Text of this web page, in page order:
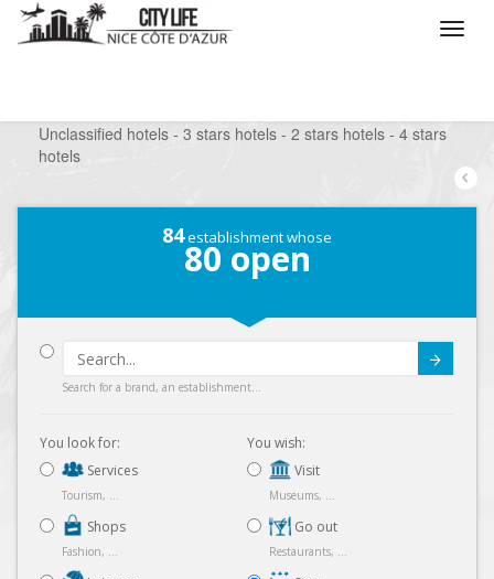
Unclassified hotels - 3 stars hotels - 2 stars hotels - 4 stars
hotels
84establishment whose
80 open
Search for a brand, an establishment...
You look for:
Services
Tourism, ...
Shops
Fashion, ...
You wish:
Visit
Museums, ...
Go out
Restaurants, ...